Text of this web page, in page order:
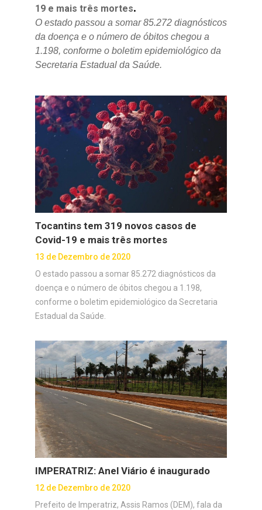
19 e mais três mortes.
O estado passou a somar 85.272 diagnósticos
da doença e o número de óbitos chegou a
1.198, conforme o boletim epidemiológico da
Secretaria Estadual da Saúde.
Tocantins tem 319 novos casos de
Covid-19 e mais três mortes
13 de Dezembro de 2020
O estado passou a somar 85.272 diagnósticos da
doença e o número de óbitos chegou a 1.198,
conforme o boletim epidemiológico da Secretaria
Estadual da Saúde.
IMPERATRIZ: Anel Viário é inaugurado
12 de Dezembro de 2020
Prefeito de Imperatriz, Assis Ramos (DEM), fala da